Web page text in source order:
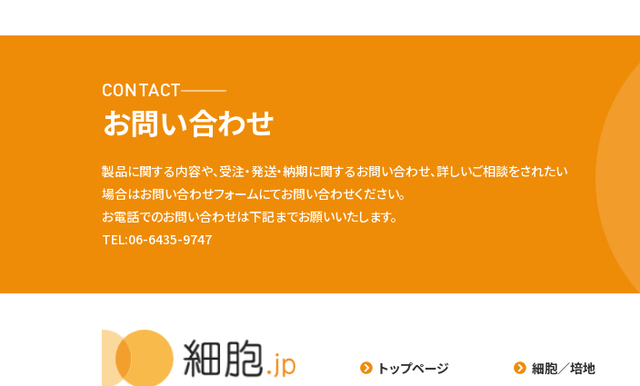
CONTACT
お問い合わせ
製品に関する内容や、受注・発送・納期に関するお問い合わせ、詳しいご相談をされたい
場合はお問い合わせフォームにてお問い合わせください。
お電話でのお問い合わせは下記までお願いいたします。
TEL:06-6435-9747
トップページ
細胞／培地